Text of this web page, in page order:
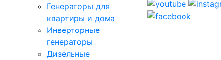
Генераторы для
квартиры и дома
Инверторные
генераторы
Дизельные